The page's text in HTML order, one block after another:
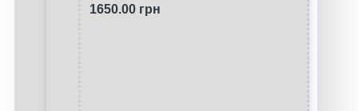
1650.00 грн